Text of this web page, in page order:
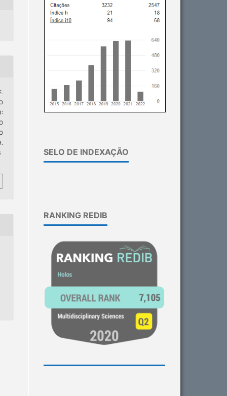
SELO DE INDEXAÇÃO
RANKING REDIB